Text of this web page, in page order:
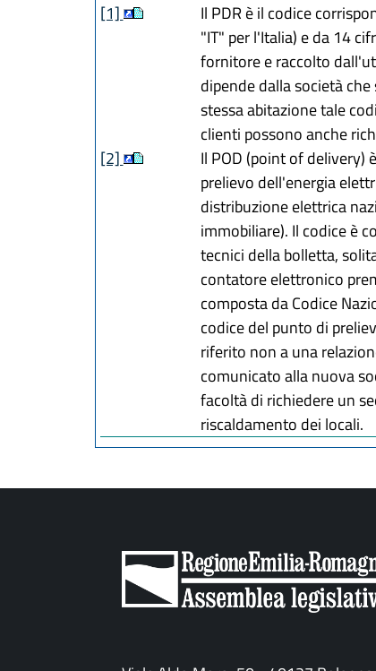
[1]
Il PDR è il codice
"IT" per l'Italia) e da 14
fornitore e raccolto
dipende dalla società
stessa abitazione tale
clienti possono anche
[2]
Il POD (point of
prelievo dell'energia
distribuzione elettrica
immobiliare). Il codice è
tecnici della bolletta,
contatore elettronico
composta da Codice
codice del punto di
riferito non a una
comunicato alla nuova
facoltà di richiedere un
riscaldamento dei locali.